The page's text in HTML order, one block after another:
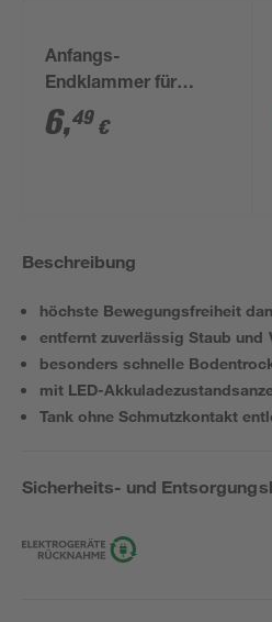
Anfangs-
Endklammer für
WPC-Dielen, 10 Stück
6,49 €
Beschreibung
höchste Bewegungsfreiheit
entfernt zuverlässig Staub und
besonders schnelle
mit LED-
Tank ohne Schmutzkontakt
Sicherheits- und